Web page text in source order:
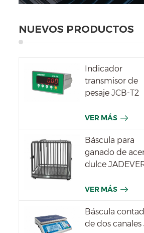
NUEVOS PRODUCTOS
Indicador
transmisor de
pesaje JCB-T2
VER MÁS
Báscula para
ganado de
dulce
VER MÁS
Báscula
de dos canales